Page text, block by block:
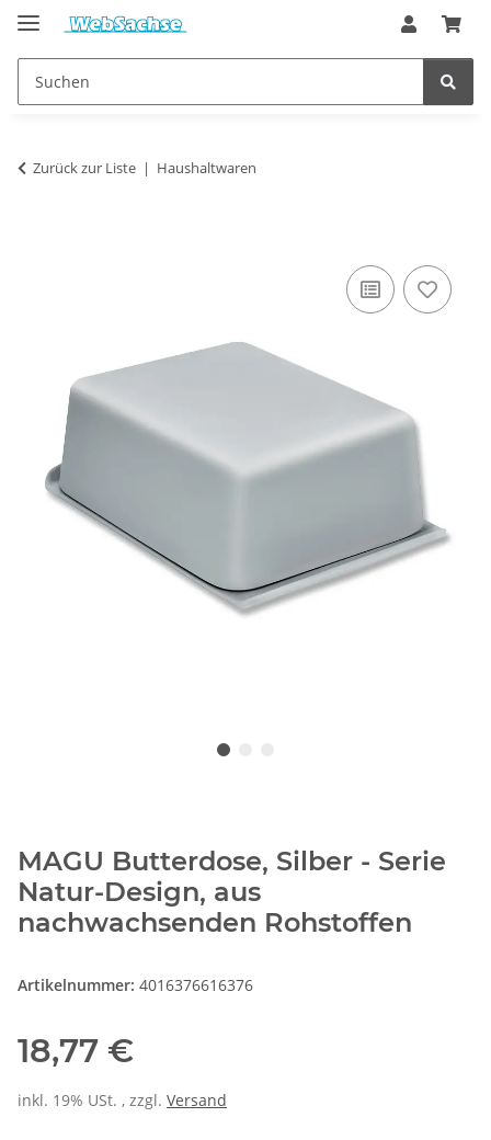
Zurück zur Liste Haushaltwaren
MAGU Butterdose, Silber - Serie
Natur-Design, aus
nachwachsenden Rohstoffen
Artikelnummer: 4016376616376
18,77 €
inkl. 19% USt. , zzgl. Versand